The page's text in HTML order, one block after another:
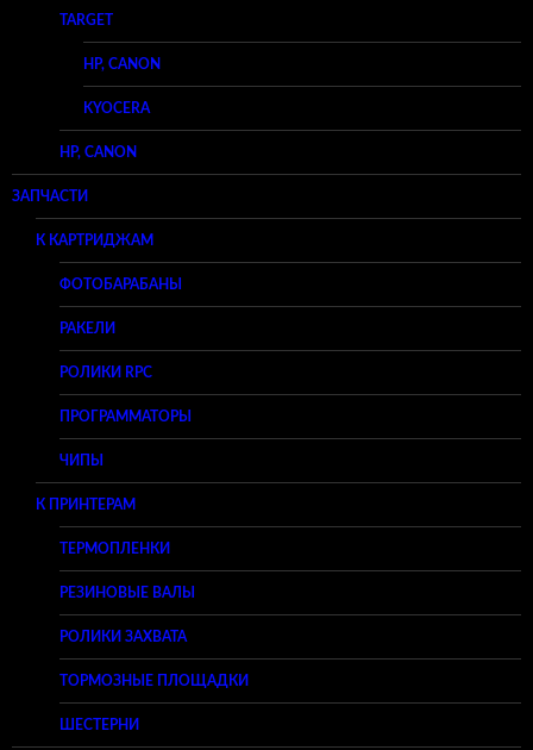
TARGET
HP, CANON
KYOCERA
HP, CANON
ЗАПЧАСТИ
К КАРТРИДЖАМ
ФОТОБАРАБАНЫ
РАКЕЛИ
РОЛИКИ RPC
ПРОГРАММАТОРЫ
ЧИПЫ
К ПРИНТЕРАМ
ТЕРМОПЛЕНКИ
РЕЗИНОВЫЕ ВАЛЫ
РОЛИКИ ЗАХВАТА
ТОРМОЗНЫЕ ПЛОЩАДКИ
ШЕСТЕРНИ